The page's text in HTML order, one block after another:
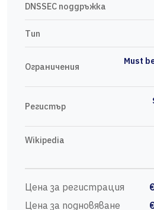
DNSSEC поддръжка
Тип
Ограничения
Must
Регистър
Wikipedia
Цена за регистрация
Цена за подновяване